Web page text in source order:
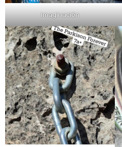
Imaginación